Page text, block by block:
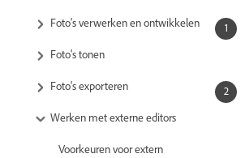
Foto's verwerken en ontwikkelen
Foto's tonen
Foto's exporteren
Werken met externe editors
Voorkeuren voor extern